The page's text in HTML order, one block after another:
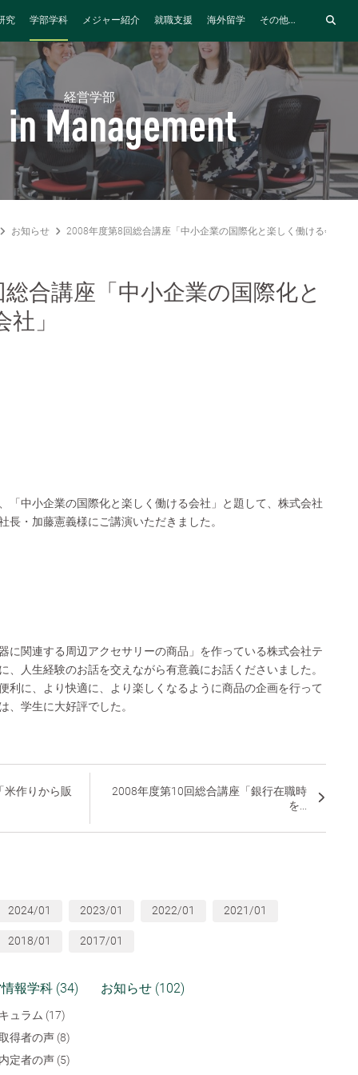
究 学部学科 メジャー紹介 就職支援 海外留学 その他...
経営学部
in Management
お知らせ 2008年度第8回総合講座「中小企業の国際化と楽しく働ける会社」
合講座「中小企業の国際化と
」
「中小企業の国際化と楽しく働ける会社」と題して、株式会社
長・加藤憲義様にご講演いただきました。
に関連する周辺アクセサリーの商品」を作っている株式会社テ
、人生経験のお話を交えながら有意義にお話くださいました。
利に、より快適に、より楽しくなるように商品の企画を行って
、学生に大好評でした。
米作りから販
2008年度第10回総合講座「銀行在職時
を...
2024/01 2023/01 2022/01 2021/01
2018/01 2017/01
報学科 (34)
ュラム (17)
得者の声 (8)
定者の声 (5)
お知らせ (102)